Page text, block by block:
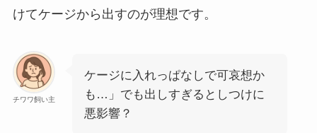
けてケージから出すのが理想です。
チワワ飼い主
ケージに入れっぱなしで可哀想か
も…」でも出しすぎるとしつけに
悪影響？